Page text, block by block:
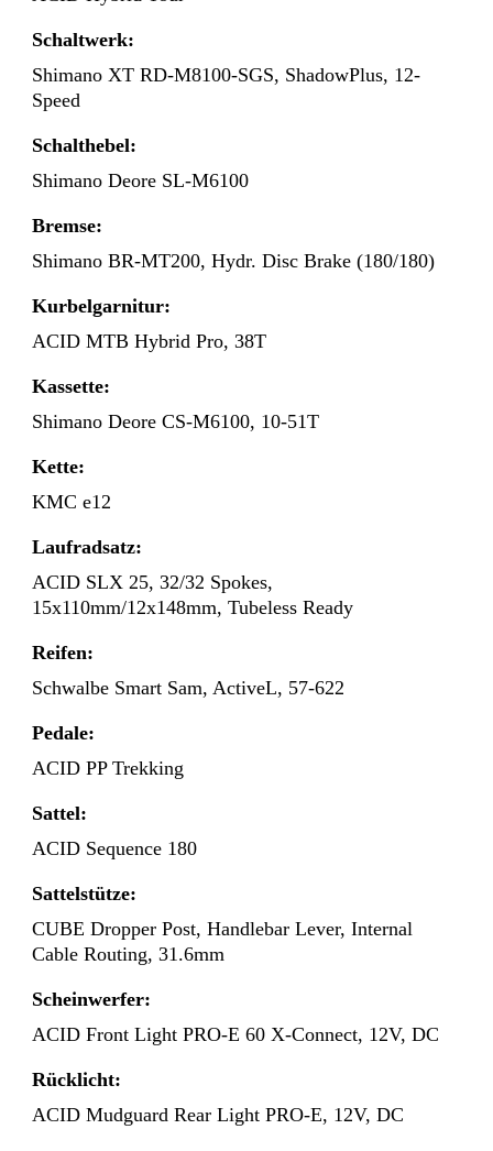
Schaltwerk:
Shimano XT RD-M8100-SGS, ShadowPlus, 12-
Speed
Schalthebel:
Shimano Deore SL-M6100
Bremse:
Shimano BR-MT200, Hydr. Disc Brake (180/180)
Kurbelgarnitur:
ACID MTB Hybrid Pro, 38T
Kassette:
Shimano Deore CS-M6100, 10-51T
Kette:
KMC e12
Laufradsatz:
ACID SLX 25, 32/32 Spokes,
15x110mm/12x148mm, Tubeless Ready
Reifen:
Schwalbe Smart Sam, ActiveL, 57-622
Pedale:
ACID PP Trekking
Sattel:
ACID Sequence 180
Sattelstütze:
CUBE Dropper Post, Handlebar Lever, Internal
Cable Routing, 31.6mm
Scheinwerfer:
ACID Front Light PRO-E 60 X-Connect, 12V, DC
Rücklicht:
ACID Mudguard Rear Light PRO-E, 12V, DC